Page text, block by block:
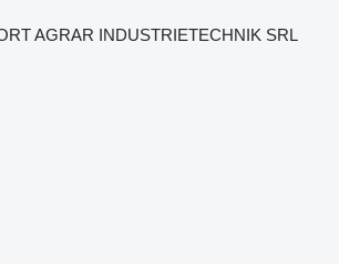
AGRAR INDUSTRIETECHNIK SRL